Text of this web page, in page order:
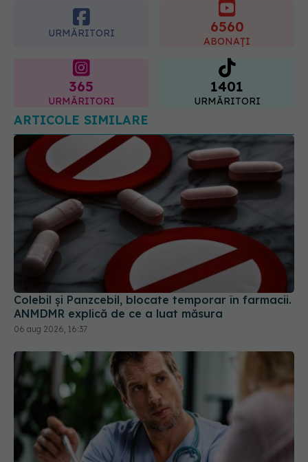
URMĂRITORI 6560
ABONAȚI
365
URMĂRITORI
1401
URMĂRITORI
ARTICOLE SIMILARE
Colebil și Panzcebil, blocate temporar în farmacii.
ANMDMR explică de ce a luat măsura
06 aug 2026, 16:37